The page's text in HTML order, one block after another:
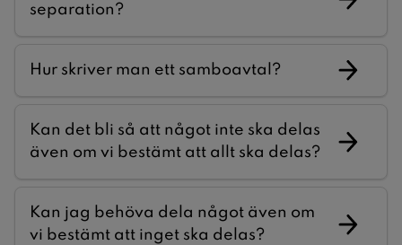
separation?
Hur skriver man ett samboavtal?
Kan det bli så att något inte ska delas
även om vi bestämt att allt ska delas?
Kan jag behöva dela något även om
vi bestämt att inget ska delas?